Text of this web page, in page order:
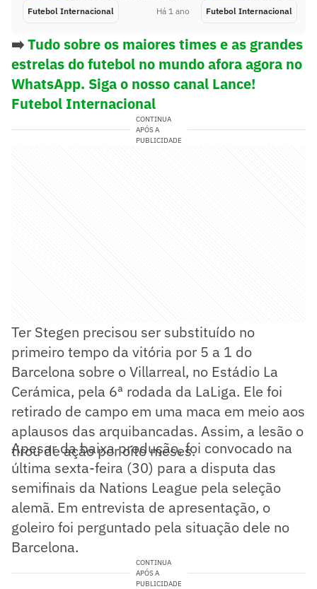
Futebol Internacional Há 1 ano Futebol Internacional
➡️Tudo sobre os maiores times e as grandes
estrelas do futebol no mundo afora agora no
WhatsApp. Siga o nosso canal Lance!
Futebol Internacional
CONTINUA
APÓS A
PUBLICIDADE
Ter Stegen precisou ser substituído no
primeiro tempo da vitória por 5 a 1 do
Barcelona sobre o Villarreal, no Estádio La
Cerámica, pela 6ª rodada da LaLiga. Ele foi
retirado de campo em uma maca em meio aos
aplausos das arquibancadas. Assim, a lesão o
tirou de ação por oito meses.
Apesar da baixa produção, foi convocado na
última sexta-feira (30) para a disputa das
semifinais da Nations League pela seleção
alemã. Em entrevista de apresentação, o
goleiro foi perguntado pela situação dele no
Barcelona.
CONTINUA
APÓS A
PUBLICIDADE